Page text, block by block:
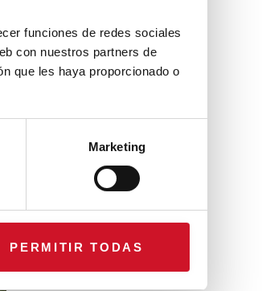
funciones de redes sociales
con nuestros partners de
que les haya proporcionado o
Marketing
PERMITIR TODAS